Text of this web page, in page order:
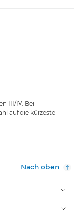
III/IV. Bei
auf die kürzeste
Nach oben